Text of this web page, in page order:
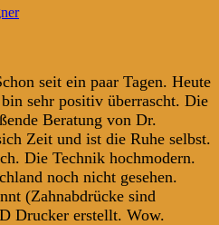
seit ein paar Tagen. Heute
sehr positiv überrascht. Die
Beratung von Dr.
Zeit und ist die Ruhe selbst.
Die Technik hochmodern.
noch nicht gesehen.
(Zahnabdrücke sind
Drucker erstellt. Wow.